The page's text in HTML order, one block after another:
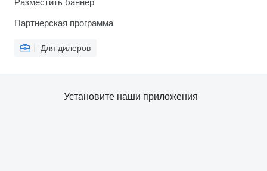
Разместить баннер
Партнерская программа
Для дилеров
Установите наши приложения